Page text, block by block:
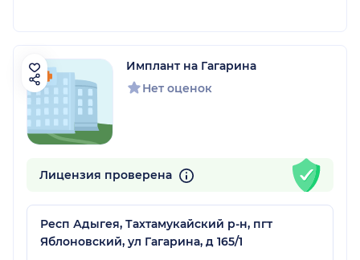
Имплант на Гагарина
Нет оценок
Лицензия проверена
Респ Адыгея, Тахтамукайский р-н, пгт
Яблоновский, ул Гагарина, д 165/1